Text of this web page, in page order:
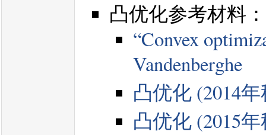
凸优化参考材料：
“Convex
Vandenberghe
凸优化 (2014
凸优化 (2015